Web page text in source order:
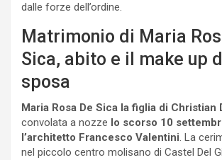
dalle forze dell’ordine.
Matrimonio di Maria
Sica, abito e il make up
sposa
Maria Rosa De Sica la figlia di Christian
convolata a nozze lo scorso 10
l’architetto Francesco Valentini. La
nel piccolo centro molisano di Castel Del